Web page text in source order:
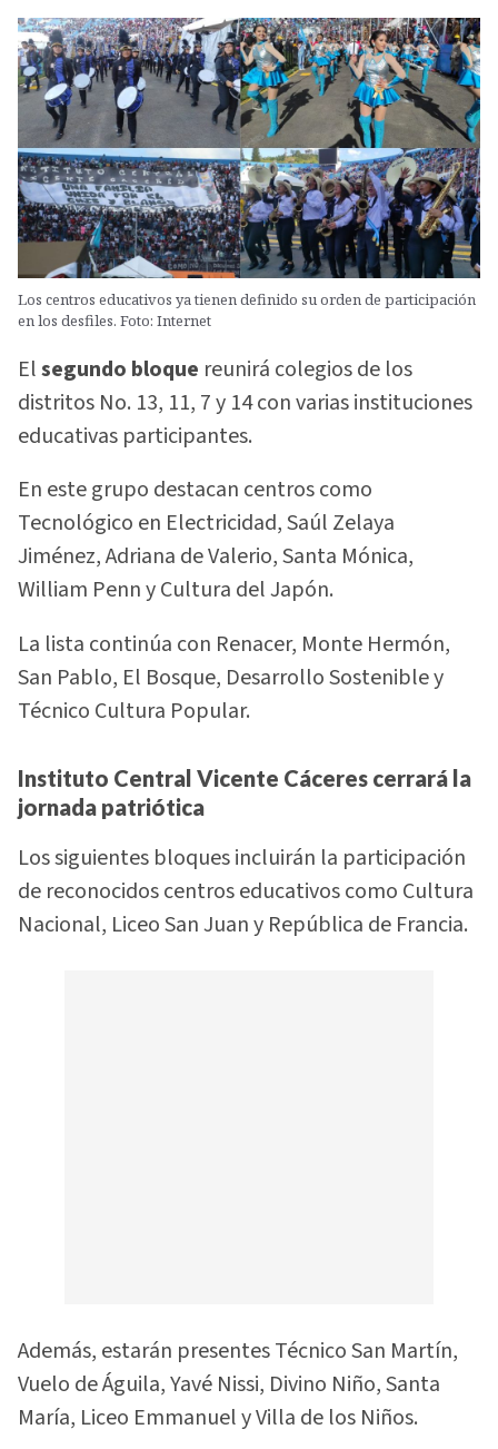
Los centros educativos ya tienen definido su orden de participación
en los desfiles. Foto: Internet
Elsegundo bloque reunirá colegios de los
distritos No. 13, 11, 7 y 14 con varias instituciones
educativas participantes.
En este grupo destacan centros como
Tecnológico en Electricidad, Saúl Zelaya
Jiménez, Adriana de Valerio, Santa Mónica,
William Penn y Cultura del Japón.
La lista continúa con Renacer, Monte Hermón,
San Pablo, El Bosque, Desarrollo Sostenible y
Técnico Cultura Popular.
Instituto Central Vicente Cáceres cerrará la
jornada patriótica
Los siguientes bloques incluirán la participación
de reconocidos centros educativos como Cultura
Nacional, Liceo San Juan y República de Francia.
Además, estarán presentes Técnico San Martín,
Vuelo de Águila, Yavé Nissi, Divino Niño, Santa
María, Liceo Emmanuel y Villa de los Niños.